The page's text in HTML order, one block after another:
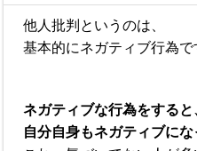
他人批判というのは、
基本的にネガティブ行為で
ネガティブな行為をすると
自分自身もネガティブにな